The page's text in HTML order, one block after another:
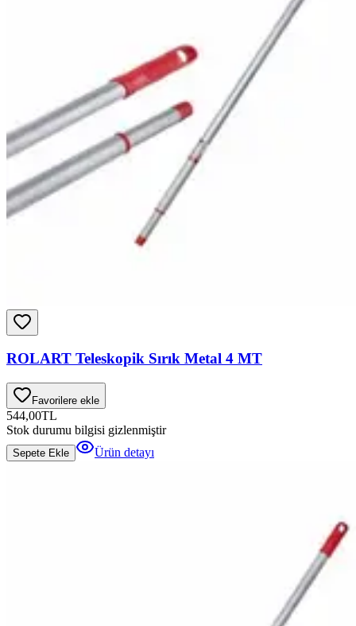
ROLART Teleskopik Sırık Metal 4 MT
Favorilere ekle
544,00TL
Stok durumu bilgisi gizlenmiştir
Sepete Ekle Ürün detayı